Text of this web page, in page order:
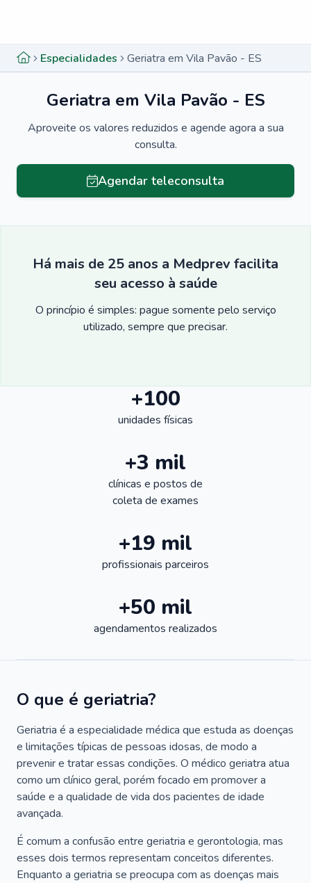
Especialidades Geriatra em Vila Pavão - ES
Geriatra em Vila Pavão - ES
Aproveite os valores reduzidos e agende agora a sua
consulta.
Agendar teleconsulta
Há mais de 25 anos a Medprev facilita
seu acesso à saúde
O princípio é simples: pague somente pelo serviço
utilizado, sempre que precisar.
+100
unidades físicas
+3 mil
clínicas e postos de
coleta de exames
+19 mil
profissionais parceiros
+50 mil
agendamentos realizados
O que é geriatria?
Geriatria é a especialidade médica que estuda as doenças
e limitações típicas de pessoas idosas, de modo a
prevenir e tratar essas condições. O médico geriatra atua
como um clínico geral, porém focado em promover a
saúde e a qualidade de vida dos pacientes de idade
avançada.
É comum a confusão entre geriatria e gerontologia, mas
esses dois termos representam conceitos diferentes.
Enquanto a geriatria se preocupa com as doenças mais